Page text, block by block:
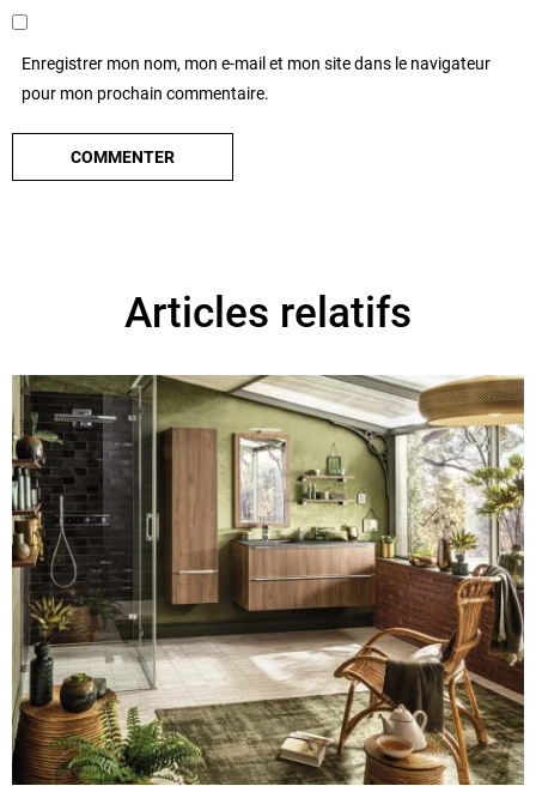
Enregistrer mon nom, mon e-mail et mon site dans le navigateur
pour mon prochain commentaire.
Articles relatifs